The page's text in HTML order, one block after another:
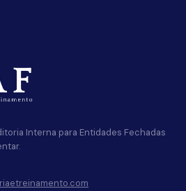
Interna para Entidades Fechadas